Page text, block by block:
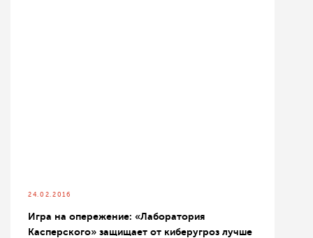
24.02.2016
Игра на опережение: «Лаборатория
Касперского» защищает от киберугроз лучше